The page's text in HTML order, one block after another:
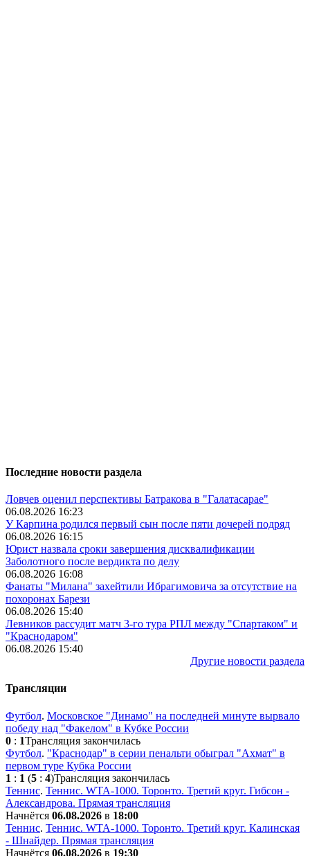
Последние новости раздела
Ловчев оценил перспективы Батракова в "Галатасарае"
06.08.2026 16:23
У Карпина родился первый сын после пяти дочерей подряд
06.08.2026 16:15
Юрист назвала сроки завершения дисквалификации
Заболотного после вердикта по делу
06.08.2026 16:08
Фанаты "Милана" захейтили Ибрагимовича за отсутствие на
похоронах Барези
06.08.2026 15:40
Левников рассудит матч 3-го тура РПЛ между "Спартаком" и
"Краснодаром"
06.08.2026 15:40
Другие новости раздела
Трансляции
Футбол. Московское "Динамо" на последней минуте вырвало
победу над "Факелом" в Кубке России
0 : 1Трансляция закончилась
Футбол. "Краснодар" в серии пенальти обыграл "Ахмат" в
первом туре Кубка России
1 : 1 (5 : 4)Трансляция закончилась
Теннис. Теннис. WTA-1000. Торонто. Третий круг. Гибсон -
Александрова. Прямая трансляция
Начнётся 06.08.2026 в 18:00
Теннис. Теннис. WTA-1000. Торонто. Третий круг. Калинская
- Шнайдер. Прямая трансляция
Начнётся 06.08.2026 в 19:30